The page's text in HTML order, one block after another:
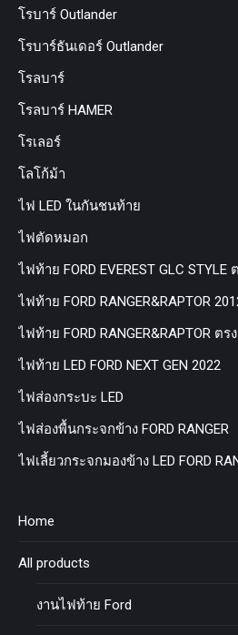
โรบาร์ Outlander
โรบาร์ธันเดอร์ Outlander
โรลบาร์
โรลบาร์ HAMER
โรเลอร์
โลโก้ม้า
ไฟ LED ในกันชนท้าย
ไฟตัดหมอก
ไฟท้าย FORD EVEREST GLC STYLE
ไฟท้าย FORD RANGER&RAPTOR
ไฟท้าย FORD RANGER&RAPTOR ตร
ไฟท้าย LED FORD NEXT GEN 2022
ไฟส่องกระบะ LED
ไฟส่องพื้นกระจกข้าง FORD RANGER
ไฟเลี้ยวกระจกมองข้าง LED FORD
Home
All products
งานไฟท้าย Ford